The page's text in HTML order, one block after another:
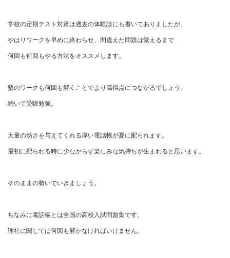
学校の定期テスト対策は過去の体験談にも書いてありましたが、
やはりワークを早めに終わらせ、間違えた問題は覚えるまで
何回も何回もやる方法をオススメします。
塾のワークも何回も解くことでより高得点につながるでしょう。
続いて受験勉強。
大量の熱さを与えてくれる厚い電話帳が夏に配られます。
最初に配られる時に少なからず楽しみな気持ちが生まれると思います。
そのままの勢いでいきましょう。
ちなみに電話帳とは全国の高校入試問題集です。
理社に関しては何回も解かなければいけません。